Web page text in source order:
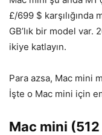
£/699 $ karşılığında
GB’lık bir model var.
ikiye katlayın.
Para azsa, Mac mini
İşte o Mac mini için
Mac mini (512